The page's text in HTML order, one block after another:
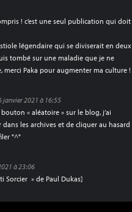
! c’est une seul publication qui doit
légendaire qui se diviserait en deux
tombé sur une maladie que je ne
merci Paka pour augmenter ma culture !
janvier 2021 à 16:55
« aléatoire » sur le blog, j’ai
les archives et de cliquer au hasard
°^°
à 23:06
Sorcier » de Paul Dukas]